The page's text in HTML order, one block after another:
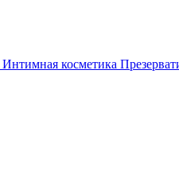
Интимная косметика